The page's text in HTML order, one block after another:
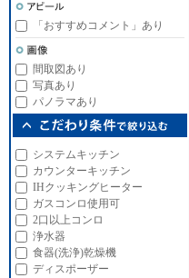
「おすすめコメント」あり
間取図あり
写真あり
パノラマあり
システムキッチン
カウンターキッチン
IHクッキングヒーター
ガスコンロ使用可
2口以上コンロ
浄水器
食器(洗浄)乾燥機
ディスポーザー